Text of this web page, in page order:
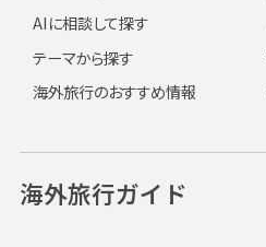
AIに相談して探す
テーマから探す
海外旅行のおすすめ情報
海外旅行ガイド